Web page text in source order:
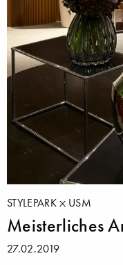
STYLEPARK USM
Meisterliches
27.02.2019